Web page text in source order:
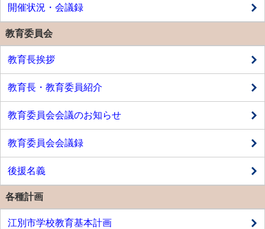
開催状況・会議録
教育委員会
教育長挨拶
教育長・教育委員紹介
教育委員会会議のお知らせ
教育委員会会議録
後援名義
各種計画
江別市学校教育基本計画